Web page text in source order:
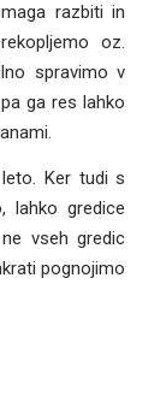
razbiti in
oz.
spravimo v
ga res lahko
Ker tudi s
lahko gredice
vseh gredic
pognojimo